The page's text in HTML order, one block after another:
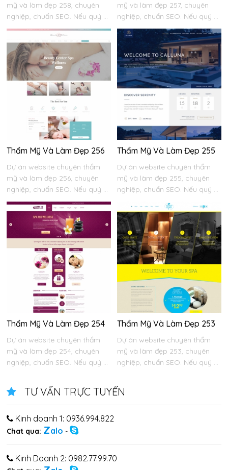
mỹ và làm đẹp 258, chuyên
nghiệp, chuẩn SEO. Nếu quý ...
mỹ và làm đẹp 257, chuyên
nghiệp, chuẩn SEO. Nếu quý ...
Thẩm Mỹ Và Làm Đẹp 256
Dự án website chuyên thẩm
mỹ và làm đẹp 256, chuyên
nghiệp, chuẩn SEO. Nếu quý ...
Thẩm Mỹ Và Làm Đẹp 255
Dự án website chuyên thẩm
mỹ và làm đẹp 255, chuyên
nghiệp, chuẩn SEO. Nếu quý ...
Thẩm Mỹ Và Làm Đẹp 254
Dự án website chuyên thẩm
mỹ và làm đẹp 254, chuyên
nghiệp, chuẩn SEO. Nếu quý ...
Thẩm Mỹ Và Làm Đẹp 253
Dự án website chuyên thẩm
mỹ và làm đẹp 253, chuyên
nghiệp, chuẩn SEO. Nếu quý ...
TƯ VẤN TRỰC TUYẾN
Kinh doanh 1: 0936.994.822
Chat qua: Zalo -
Kinh Doanh 2: 0982.77.99.70